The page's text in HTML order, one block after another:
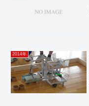
2014年